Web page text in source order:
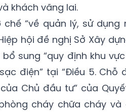
khách vãng lai.
“về quản lý, sử dụng
hội đề nghị Sở Xây
sung “quy định khu
điện” tại “Điều 5. Chỗ
của Chủ đầu tư” của
cháy chữa cháy